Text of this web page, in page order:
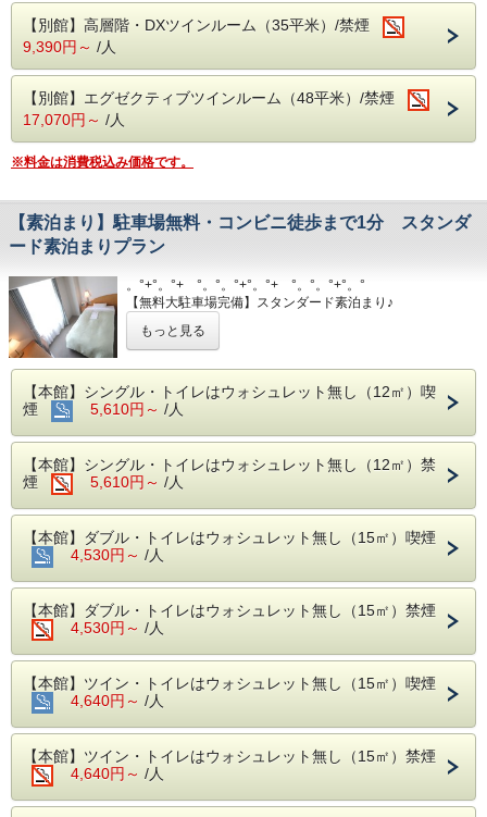
【別館】高層階・DXツインルーム（35平米）/禁煙
9,390円～ /人
【別館】エグゼクティブツインルーム（48平米）/禁煙
17,070円～ /人
※料金は消費税込み価格です。
【素泊まり】駐車場無料・コンビニ徒歩まで1分 スタンダ
ード素泊まりプラン
。°+°。°+ °。°。°+°。°+ °。°。°+°。°
【無料大駐車場完備】スタンダード素泊まり♪
素泊まりプランですが、チェックイン時に朝食（￥１，430
税込）を追加出来ます♪
【客室】
・音に敏感な方やウォシュレット付トイレ、安定したWi-Fi
・お子様の添寝を希望される場合は、お電話にてお問い合わ
せ下さい。（本館は不可）
・Ｗｉ-ｆｉ無料
・貸出用電気スタンドあり（台数に限りあり）
・禁煙部屋または喫煙部屋をご希望でも空室がない場合、備
考欄に『○○部屋希望』とご記入ください。
チェックインより前に空室が出れば移動いたします。
・禁煙部屋をご希望の方で喫煙部屋を予約された場合、事前
にオゾン脱臭機で脱臭対応をいたします。
て取れる訳ではないことをご了承下さい。）
全泊分のご予約を一度にお取り出来なかった場合は、備考欄
に「〇日も別で予約済」とご入力ください。同じお部屋をご
用意しやすくなります。（同じ客室タイプの予約に限りま
【自社サイト限定！チェックアウト１２：００まで無料】
１０：００～１２：００の間にチェックアウトをご希望の方
によっては承ることが出来ないこともございます。）
もっと見る
【本館】シングル・トイレはウォシュレット無し（12㎡）喫
煙
5,610円～ /人
【本館】シングル・トイレはウォシュレット無し（12㎡）禁
煙
5,610円～ /人
【本館】ダブル・トイレはウォシュレット無し（15㎡）喫煙
4,530円～ /人
【本館】ダブル・トイレはウォシュレット無し（15㎡）禁煙
4,530円～ /人
【本館】ツイン・トイレはウォシュレット無し（15㎡）喫煙
4,640円～ /人
【本館】ツイン・トイレはウォシュレット無し（15㎡）禁煙
4,640円～ /人